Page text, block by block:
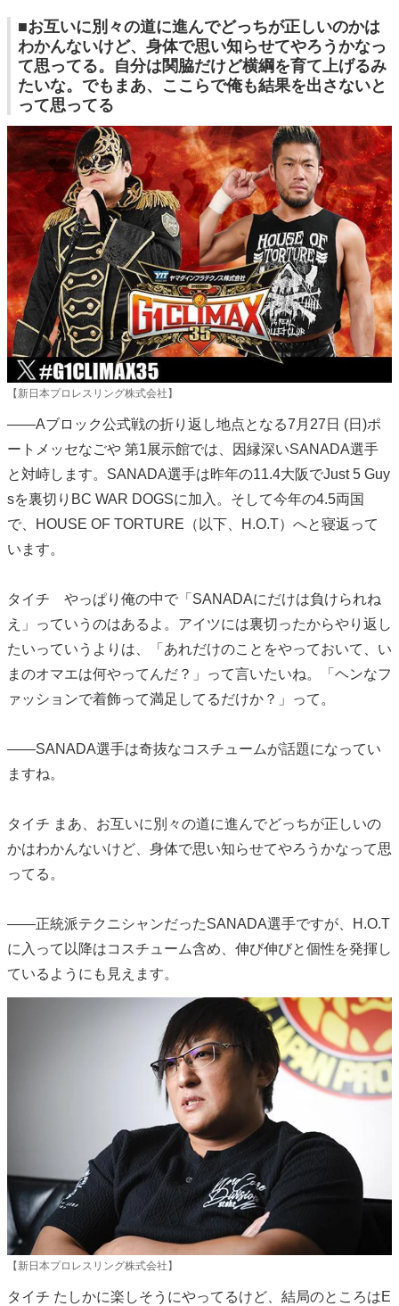
■お互いに別々の道に進んでどっちが正しいのかは
わかんないけど、身体で思い知らせてやろうかなっ
て思ってる。自分は関脇だけど横綱を育て上げるみ
たいな。でもまあ、ここらで俺も結果を出さないと
って思ってる
【新日本プロレスリング株式会社】
――Aブロック公式戦の折り返し地点となる7月27日 (日)ポ
ートメッセなごや 第1展示館では、因縁深いSANADA選手
と対峙します。SANADA選手は昨年の11.4大阪でJust 5 Guy
sを裏切りBC WAR DOGSに加入。そして今年の4.5両国
で、HOUSE OF TORTURE（以下、H.O.T）へと寝返って
います。
タイチ やっぱり俺の中で「SANADAにだけは負けられね
え」っていうのはあるよ。アイツには裏切ったからやり返し
たいっていうよりは、「あれだけのことをやっておいて、い
まのオマエは何やってんだ？」って言いたいね。「ヘンなフ
ァッションで着飾って満足してるだけか？」って。
――SANADA選手は奇抜なコスチュームが話題になってい
ますね。
タイチ まあ、お互いに別々の道に進んでどっちが正しいの
かはわかんないけど、身体で思い知らせてやろうかなって思
ってる。
――正統派テクニシャンだったSANADA選手ですが、H.O.T
に入って以降はコスチューム含め、伸び伸びと個性を発揮し
ているようにも見えます。
【新日本プロレスリング株式会社】
タイチ たしかに楽しそうにやってるけど、結局のところはE